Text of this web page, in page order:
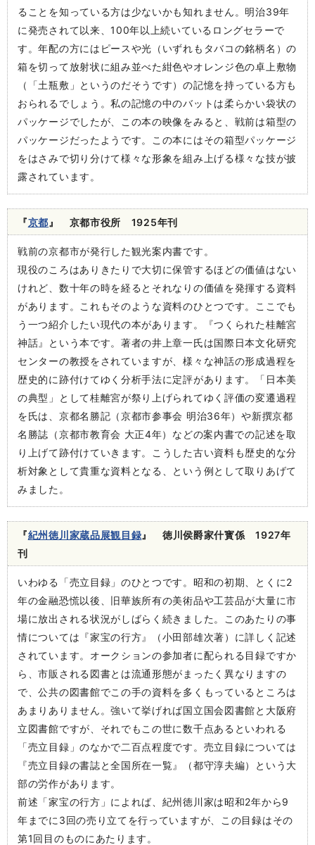
ることを知っている方は少ないかも知れません。明治39年
に発売されて以来、100年以上続いているロングセラーで
す。年配の方にはピースや光（いずれもタバコの銘柄名）の
箱を切って放射状に組み並べた紺色やオレンジ色の卓上敷物
（「土瓶敷」というのだそうです）の記憶を持っている方も
おられるでしょう。私の記憶の中のバットは柔らかい袋状の
パッケージでしたが、この本の映像をみると、戦前は箱型の
パッケージだったようです。この本にはその箱型パッケージ
をはさみで切り分けて様々な形象を組み上げる様々な技が披
露されています。
『京都 』 京都市役所 1925年刊
戦前の京都市が発行した観光案内書です。
現役のころはありきたりで大切に保管するほどの価値はない
けれど、数十年の時を経るとそれなりの価値を発揮する資料
があります。これもそのような資料のひとつです。ここでも
う一つ紹介したい現代の本があります。『つくられた桂離宮
神話』という本です。著者の井上章一氏は国際日本文化研究
センターの教授をされていますが、様々な神話の形成過程を
歴史的に跡付けてゆく分析手法に定評があります。「日本美
の典型」として桂離宮が祭り上げられてゆく評価の変遷過程
を氏は、京都名勝記（京都市参事会 明治36年）や新撰京都
名勝誌（京都市教育会 大正4年）などの案内書での記述を取
り上げて跡付けていきます。こうした古い資料も歴史的な分
析対象として貴重な資料となる、という例として取りあげて
みました。
『紀州徳川家蔵品展観目録』 徳川侯爵家什寳係 1927年
刊
いわゆる「売立目録」のひとつです。昭和の初期、とくに2
年の金融恐慌以後、旧華族所有の美術品や工芸品が大量に市
場に放出される状況がしばらく続きました。このあたりの事
情については『家宝の行方』（小田部雄次著）に詳しく記述
されています。オークションの参加者に配られる目録ですか
ら、市販される図書とは流通形態がまったく異なりますの
で、公共の図書館でこの手の資料を多くもっているところは
あまりありません。強いて挙げれば国立国会図書館と大阪府
立図書館ですが、それでもこの世に数千点あるといわれる
「売立目録」のなかで二百点程度です。売立目録については
『売立目録の書誌と全国所在一覧』（都守淳夫編）という大
部の労作があります。
前述「家宝の行方」によれば、紀州徳川家は昭和2年から9
年までに3回の売り立てを行っていますが、この目録はその
第1回目のものにあたります。